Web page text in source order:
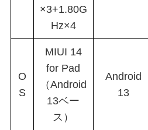
×3+1.80G
Hz×4
O
S
MIUI 14
for Pad
（Android
13ベー
ス）
Android
13